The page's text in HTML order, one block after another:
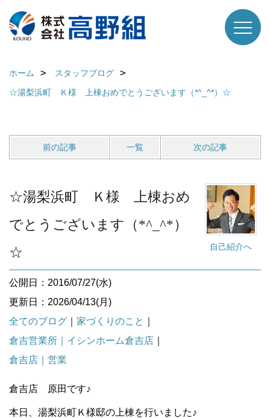
ホーム
スタッフブログ
☆湯梨浜町 Ｋ様 上棟おめでとうございます（*^_^*）☆
前の記事 一覧 次の記事
自己紹介へ
☆湯梨浜町 Ｋ様 上棟おめ
でとうございます（*^_^*）
☆
公開日：2016/07/27(水)
更新日：2026/04/13(月)
全てのブログ
家づくりのこと
倉吉営業所｜イシンホーム倉吉店
倉吉店｜営業
倉吉店 原田です♪
本日、湯梨浜町Ｋ様邸の上棟を行いました♪